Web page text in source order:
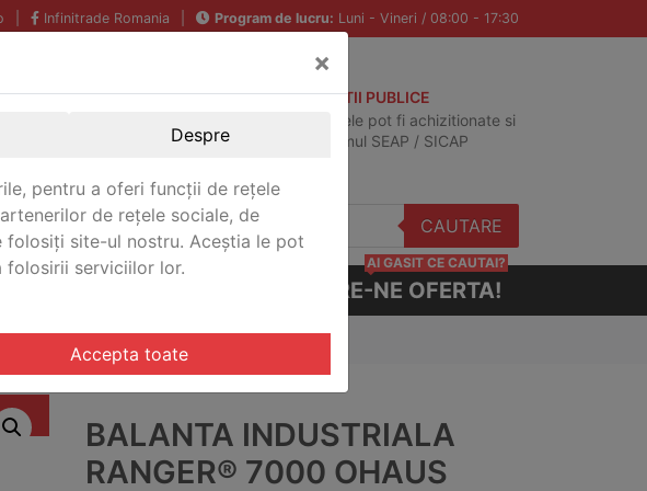
Infinitrade Romania Program de lucru: Luni - Vineri / 08:00 - 17:30
ACHIZITII PUBLICE
Produsele pot fi achizitionate si
in sistemul SEAP / SICAP
CAUTARE
CERE-NE OFERTA!
AI GASIT CE CAUTAI?
7000 Ohaus R71MD60EU-M
BALANTA INDUSTRIALA
RANGER® 7000 OHAUS
×
Despre
pentru a oferi funcții de rețele
de rețele sociale, de
site-ul nostru. Aceștia le pot
folosirii serviciilor lor.
Accepta toate